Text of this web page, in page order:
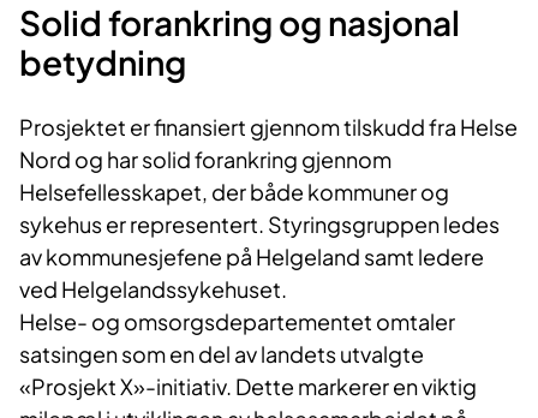
Solid forankring og nasjonal
betydning
Prosjektet er finansiert gjennom tilskudd fra Helse
Nord og har solid forankring gjennom
Helsefellesskapet, der både kommuner og
sykehus er representert. Styringsgruppen ledes
av kommunesjefene på Helgeland samt ledere
ved Helgelandssykehuset.
Helse- og omsorgsdepartementet omtaler
satsingen som en del av landets utvalgte
«Prosjekt X»-initiativ. Dette markerer en viktig